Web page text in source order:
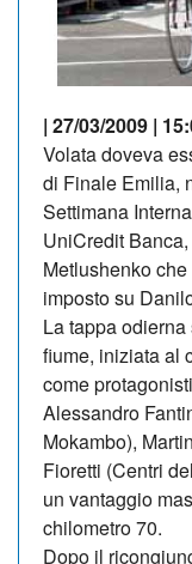
| 27/03/2009 |
Volata doveva
di Finale Emilia,
Settimana
UniCredit
Metlushenko
imposto su
La tappa
fiume, iniziata al
come
Alessandro
Mokambo),
Fioretti (Centri
un vantaggio
chilometro 70.
Dopo il